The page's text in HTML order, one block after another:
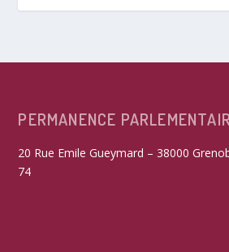
PERMANENCE
20 Rue Emile Gueymard – 38000
74